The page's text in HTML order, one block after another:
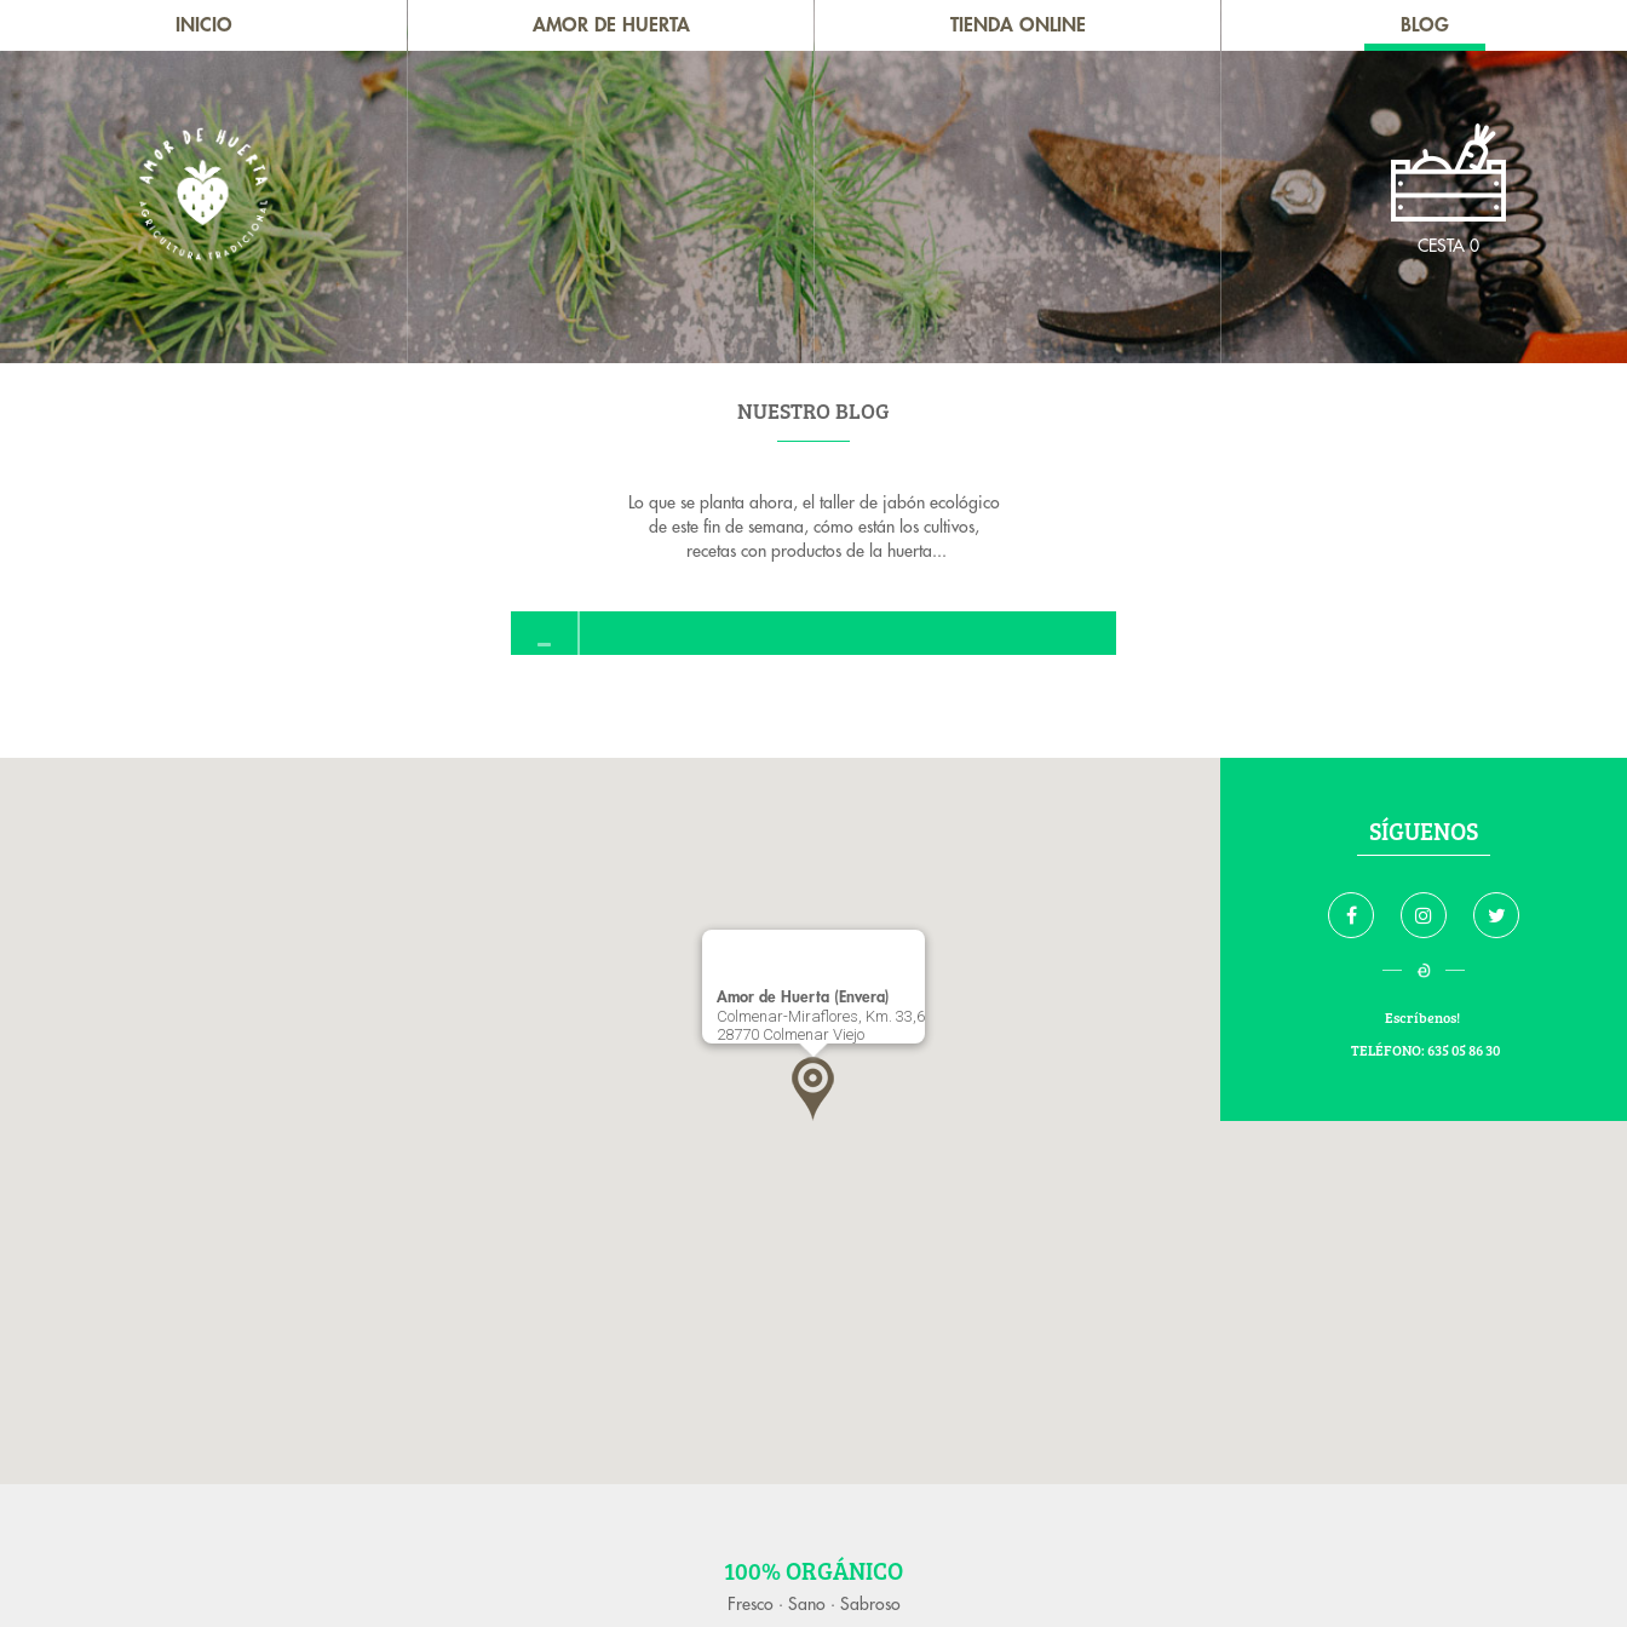
INICIO AMOR DE HUERTA TIENDA ONLINE BLOG
CESTA0
NUESTRO BLOG
Lo que se planta ahora, el taller de jabón ecológico
de este fin de semana, cómo están los cultivos,
recetas con productos de la huerta...
SÍGUENOS
Escríbenos!
TELÉFONO: 635 05 86 30
Amor de Huerta (Envera)
Colmenar-Miraflores, Km. 33,6
28770 Colmenar Viejo
100% ORGÁNICO
Fresco · Sano · Sabroso